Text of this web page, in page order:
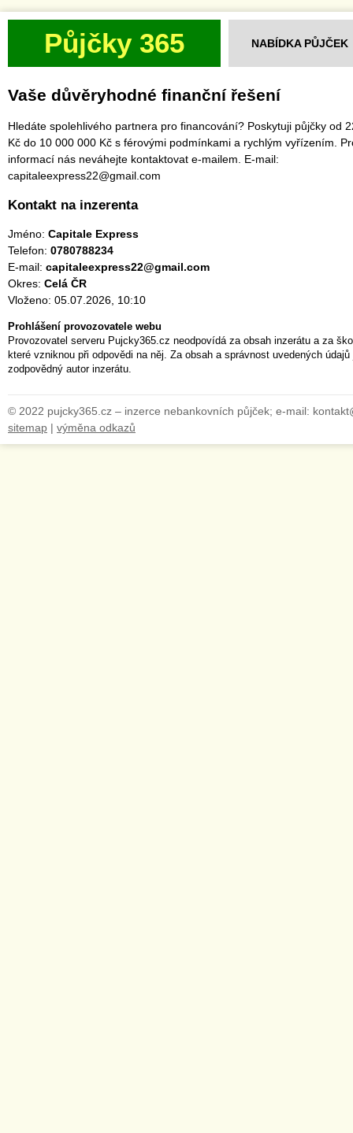
Půjčky 365 NABÍDKA PŮJČEK
Vaše důvěryhodné finanční řešení
Hledáte spolehlivého partnera pro financování? Poskytuji půjčky od
Kč do 10 000 000 Kč s férovými podmínkami a rychlým vyřízením.
informací nás neváhejte kontaktovat e-mailem. E-mail:
capitaleexpress22@gmail.com
Kontakt na inzerenta
Jméno: Capitale Express
Telefon: 0780788234
E-mail: capitaleexpress22@gmail.com
Okres: Celá ČR
Vloženo: 05.07.2026, 10:10
Prohlášení provozovatele webu
Provozovatel serveru Pujcky365.cz neodpovídá za obsah inzerátu a za
které vzniknou při odpovědi na něj. Za obsah a správnost uvedených
zodpovědný autor inzerátu.
© 2022 pujcky365.cz – inzerce nebankovních půjček; e-mail:
sitemap | výměna odkazů